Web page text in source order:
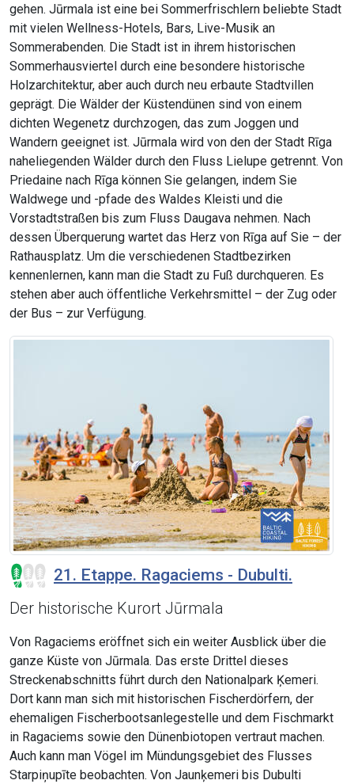
gehen. Jūrmala ist eine bei Sommerfrischlern beliebte Stadt
mit vielen Wellness-Hotels, Bars, Live-Musik an
Sommerabenden. Die Stadt ist in ihrem historischen
Sommerhausviertel durch eine besondere historische
Holzarchitektur, aber auch durch neu erbaute Stadtvillen
geprägt. Die Wälder der Küstendünen sind von einem
dichten Wegenetz durchzogen, das zum Joggen und
Wandern geeignet ist. Jūrmala wird von den der Stadt Rīga
naheliegenden Wälder durch den Fluss Lielupe getrennt. Von
Priedaine nach Rīga können Sie gelangen, indem Sie
Waldwege und -pfade des Waldes Kleisti und die
Vorstadtstraßen bis zum Fluss Daugava nehmen. Nach
dessen Überquerung wartet das Herz von Rīga auf Sie – der
Rathausplatz. Um die verschiedenen Stadtbezirken
kennenlernen, kann man die Stadt zu Fuß durchqueren. Es
stehen aber auch öffentliche Verkehrsmittel – der Zug oder
der Bus – zur Verfügung.
21. Etappe. Ragaciems - Dubulti.
Der historische Kurort Jūrmala
Von Ragaciems eröffnet sich ein weiter Ausblick über die
ganze Küste von Jūrmala. Das erste Drittel dieses
Streckenabschnitts führt durch den Nationalpark Ķemeri.
Dort kann man sich mit historischen Fischerdörfern, der
ehemaligen Fischerbootsanlegestelle und dem Fischmarkt
in Ragaciems sowie den Dünenbiotopen vertraut machen.
Auch kann man Vögel im Mündungsgebiet des Flusses
Starpiņupīte beobachten. Von Jaunķemeri bis Dubulti